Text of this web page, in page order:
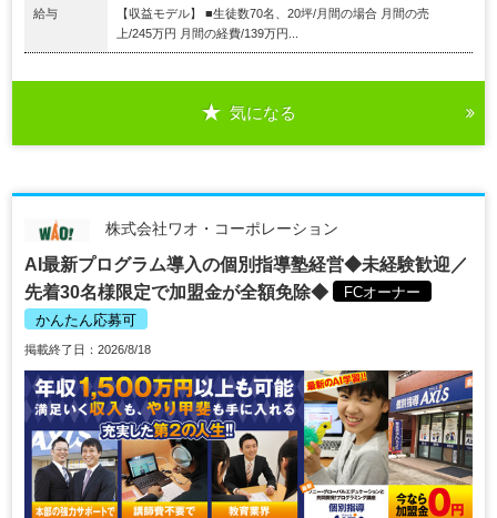
給与
【収益モデル】 ■生徒数70名、20坪/月間の場合 月間の売
上/245万円 月間の経費/139万円...
気になる
株式会社ワオ・コーポレーション
AI最新プログラム導入の個別指導塾経営◆未経験歓迎／
先着30名様限定で加盟金が全額免除◆
FCオーナー
かんたん応募可
掲載終了日：2026/8/18